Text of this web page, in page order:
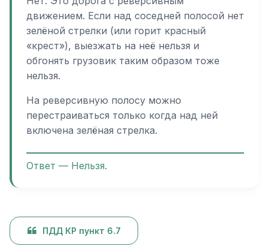
движением. Если над соседней полосой нет
зелёной стрелки (или горит красный
«крест»), выезжать на неё нельзя и
обгонять грузовик таким образом тоже
нельзя.
На реверсивную полосу можно
перестраиваться только когда над ней
включена зелёная стрелка.
Ответ — Нельзя.
ПДД КР пункт 6.7